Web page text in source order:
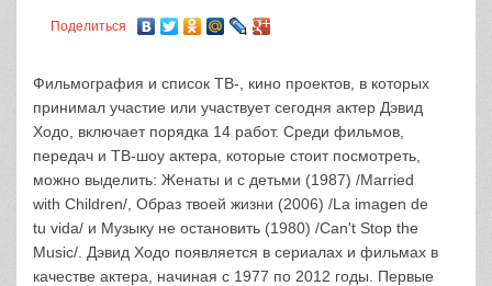
Поделиться
Фильмография и список ТВ-, кино проектов, в которых
принимал участие или участвует сегодня актер Дэвид
Ходо, включает порядка 14 работ. Среди фильмов,
передач и ТВ-шоу актера, которые стоит посмотреть,
можно выделить: Женаты и с детьми (1987) /Married
with Children/, Образ твоей жизни (2006) /La imagen de
tu vida/ и Музыку не остановить (1980) /Can't Stop the
Music/. Дэвид Ходо появляется в сериалах и фильмах в
качестве актера, начиная с 1977 по 2012 годы. Первые